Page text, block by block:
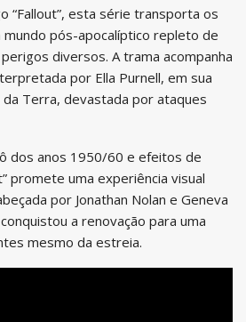
“Fallout”, esta série transporta os
pós-apocalíptico repleto de
diversos. A trama acompanha
por Ella Purnell, em sua
Terra, devastada por ataques
dos anos 1950/60 e efeitos de
promete uma experiência visual
por Jonathan Nolan e Geneva
a renovação para uma
mesmo da estreia.